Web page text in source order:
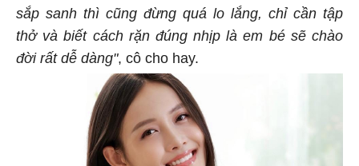
sắp sanh thì cũng đừng quá lo lắng, chỉ cần tập
thở và biết cách rặn đúng nhịp là em bé sẽ chào
đời rất dễ dàng", cô cho hay.